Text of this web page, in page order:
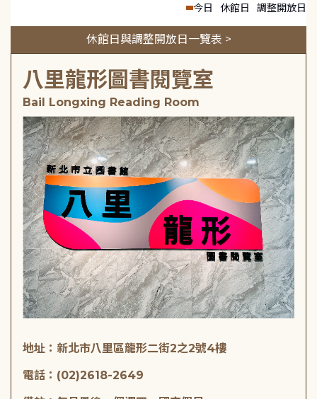
今日 休館日 調整開放日
休館日與調整開放日一覽表 >
八里龍形圖書閱覽室
Bail Longxing Reading Room
地址：新北市八里區龍形二街2之2號4樓
電話：(02)2618-2649